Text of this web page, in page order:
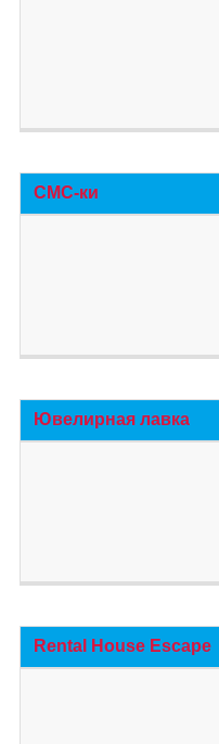
СМС-ки
Ювелирная лавка
Rental House Escape